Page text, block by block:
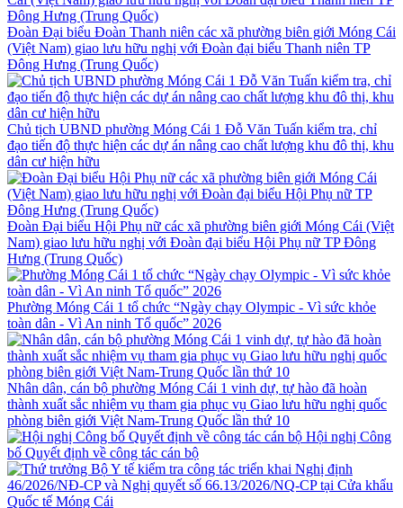
Đoàn Đại biểu Đoàn Thanh niên các xã phường biên giới Móng Cái
(Việt Nam) giao lưu hữu nghị với Đoàn đại biểu Thanh niên TP
Đông Hưng (Trung Quốc)
Chủ tịch UBND phường Móng Cái 1 Đỗ Văn Tuấn kiểm tra, chỉ
đạo tiến độ thực hiện các dự án nâng cao chất lượng khu đô thị, khu
dân cư hiện hữu
Đoàn Đại biểu Hội Phụ nữ các xã phường biên giới Móng Cái (Việt
Nam) giao lưu hữu nghị với Đoàn đại biểu Hội Phụ nữ TP Đông
Hưng (Trung Quốc)
Phường Móng Cái 1 tổ chức “Ngày chạy Olympic - Vì sức khỏe
toàn dân - Vì An ninh Tổ quốc” 2026
Nhân dân, cán bộ phường Móng Cái 1 vinh dự, tự hào đã hoàn
thành xuất sắc nhiệm vụ tham gia phục vụ Giao lưu hữu nghị quốc
phòng biên giới Việt Nam-Trung Quốc lần thứ 10
Hội nghị Công
bố Quyết định về công tác cán bộ